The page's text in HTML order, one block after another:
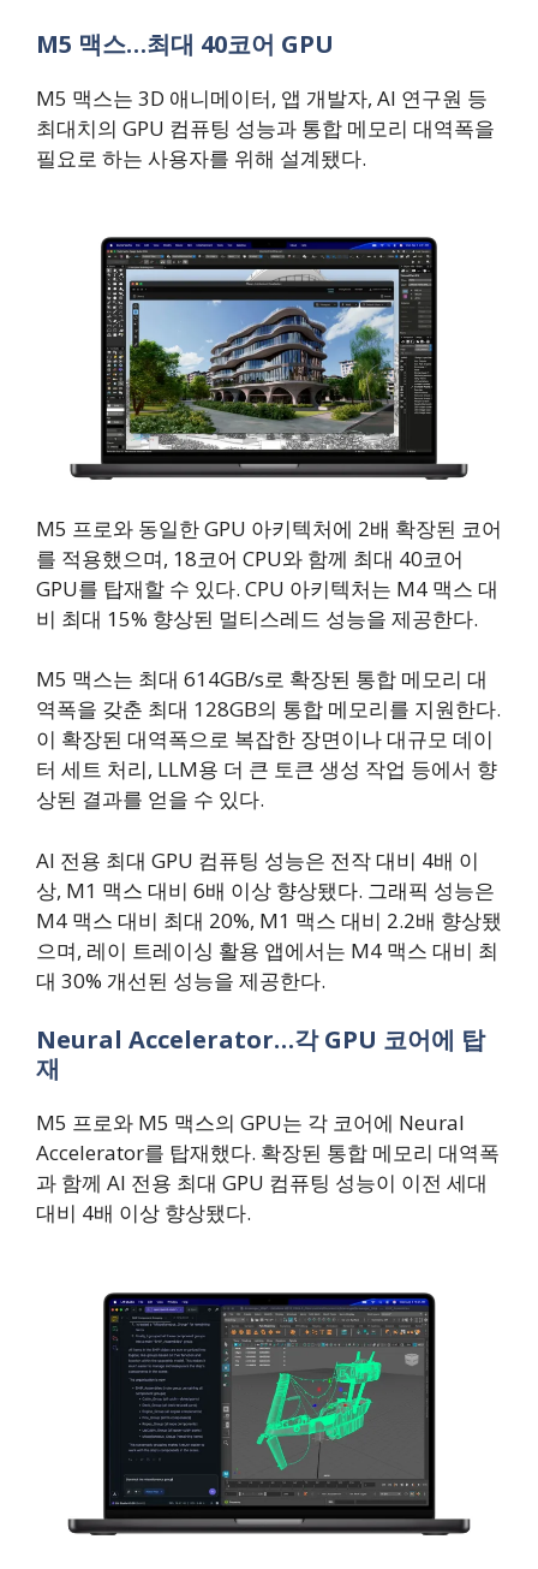
M5 맥스…최대 40코어 GPU
M5 맥스는 3D 애니메이터, 앱 개발자, AI 연구원 등
최대치의 GPU 컴퓨팅 성능과 통합 메모리 대역폭을
필요로 하는 사용자를 위해 설계됐다.
M5 프로와 동일한 GPU 아키텍처에 2배 확장된 코어
를 적용했으며, 18코어 CPU와 함께 최대 40코어
GPU를 탑재할 수 있다. CPU 아키텍처는 M4 맥스 대
비 최대 15% 향상된 멀티스레드 성능을 제공한다.
M5 맥스는 최대 614GB/s로 확장된 통합 메모리 대
역폭을 갖춘 최대 128GB의 통합 메모리를 지원한다.
이 확장된 대역폭으로 복잡한 장면이나 대규모 데이
터 세트 처리, LLM용 더 큰 토큰 생성 작업 등에서 향
상된 결과를 얻을 수 있다.
AI 전용 최대 GPU 컴퓨팅 성능은 전작 대비 4배 이
상, M1 맥스 대비 6배 이상 향상됐다. 그래픽 성능은
M4 맥스 대비 최대 20%, M1 맥스 대비 2.2배 향상됐
으며, 레이 트레이싱 활용 앱에서는 M4 맥스 대비 최
대 30% 개선된 성능을 제공한다.
Neural Accelerator…각 GPU 코어에 탑
재
M5 프로와 M5 맥스의 GPU는 각 코어에 Neural
Accelerator를 탑재했다. 확장된 통합 메모리 대역폭
과 함께 AI 전용 최대 GPU 컴퓨팅 성능이 이전 세대
대비 4배 이상 향상됐다.